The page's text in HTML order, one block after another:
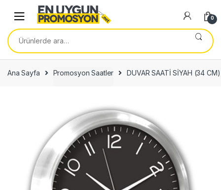
navigation
content
0
Ara:
Ana Sayfa Promosyon Saatler DUVAR SAATİ SİYAH (34